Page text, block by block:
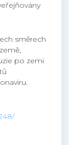
směrech
po zemi